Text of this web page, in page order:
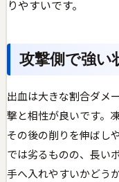
りやすいです。
攻撃側で強い
出血は大きな割合ダメ
撃と相性が良いです。
その後の削りを伸ばし
では劣るものの、長い
手へ入れやすいかどう